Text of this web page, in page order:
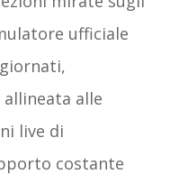
ufficiale
alle
live di
costante